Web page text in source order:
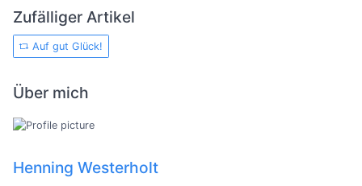
Zufälliger Artikel
Auf gut Glück!
Über mich
Henning Westerholt